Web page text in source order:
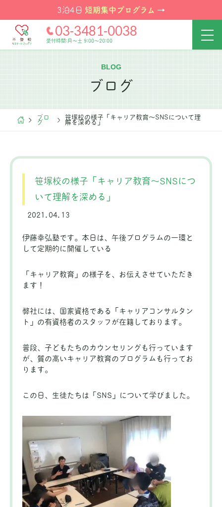
3泊4日 短期集中プログラム →
03-3481-0038
受付時間:月～土 9:00～20:00
BLOG
ブログ
ブロ
グ
笹塚校の様子「キャリア教育～SNSについて理
解を深める」
笹塚校の様子「キャリア教育～SNSにつ
いて理解を深める」
2021.04.13
伊藤幸弘塾です。本日は、午後プログラムの一環と
して定期的に開催している
「キャリア教育」の様子を、お伝えさせていただき
ます！
弊社には、国家資格である「キャリアコンサルタン
ト」の有資格者のスタッフが在籍しております。
普段、子どもたちのカウンセリングも行っています
が、質の高いキャリア教育のプログラムも行ってお
ります。
この日、生徒たちは「SNS」について学びました。